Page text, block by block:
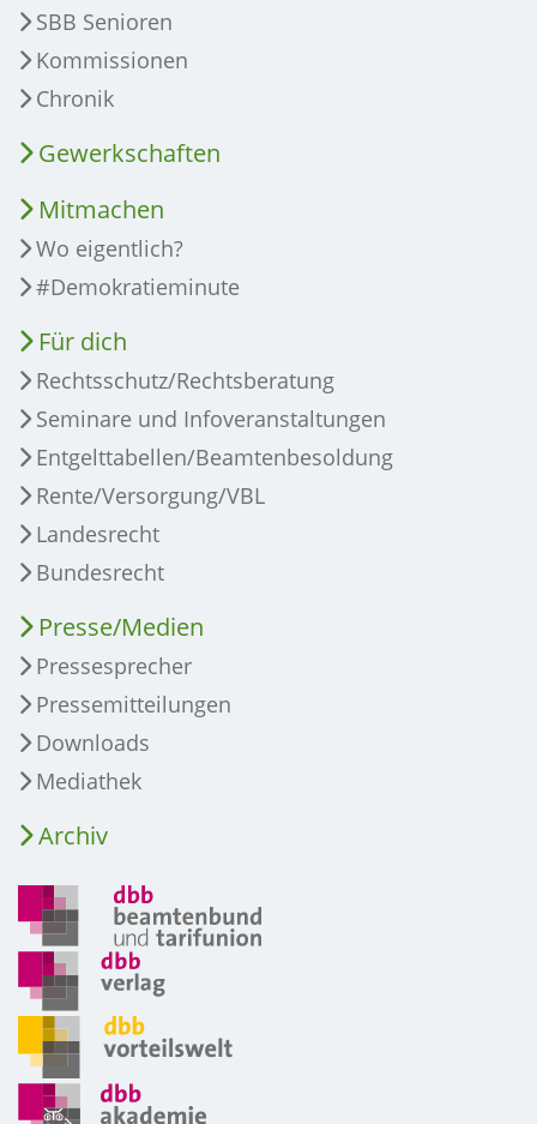
SBB Senioren
Kommissionen
Chronik
Gewerkschaften
Mitmachen
Wo eigentlich?
#Demokratieminute
Für dich
Rechtsschutz/Rechtsberatung
Seminare und Infoveranstaltungen
Entgelttabellen/Beamtenbesoldung
Rente/Versorgung/VBL
Landesrecht
Bundesrecht
Presse/Medien
Pressesprecher
Pressemitteilungen
Downloads
Mediathek
Archiv